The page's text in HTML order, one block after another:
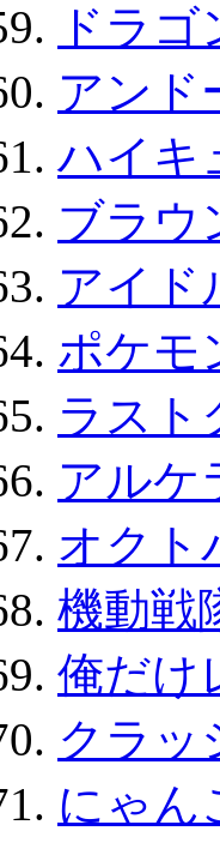
ドラ
アンド
ハイキ
ブラウ
アイド
ポケモ
ラスト
アルケ
オクト
機動戦
俺だけ
クラッ
にゃん